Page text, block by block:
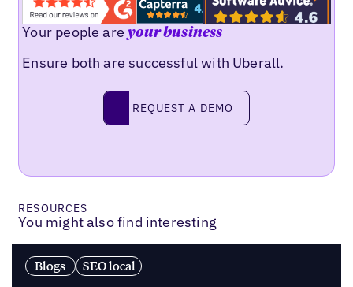
Your people areyour business
Ensure both are successful with Uberall.
Request a demo
REQUEST A DEMO
RESOURCES
You might also find interesting
Blogs SEO local